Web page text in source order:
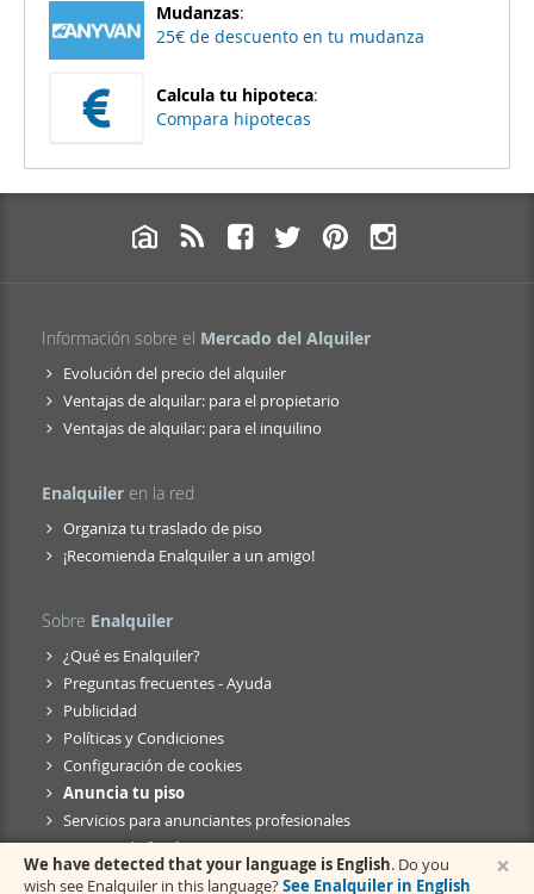
Mudanzas:
25€ de descuento en tu mudanza
Calcula tu hipoteca:
Compara hipotecas
Información sobre el Mercado del Alquiler
Evolución del precio del alquiler
Ventajas de alquilar: para el propietario
Ventajas de alquilar: para el inquilino
Enalquiler en la red
Organiza tu traslado de piso
¡Recomienda Enalquiler a un amigo!
Sobre Enalquiler
¿Qué es Enalquiler?
Preguntas frecuentes - Ayuda
Publicidad
Políticas y Condiciones
Configuración de cookies
Anuncia tu piso
Servicios para anunciantes profesionales
Anuncio de fusión
×
We have detected that your language is English. Do you
wish see Enalquiler in this language?See Enalquiler in English